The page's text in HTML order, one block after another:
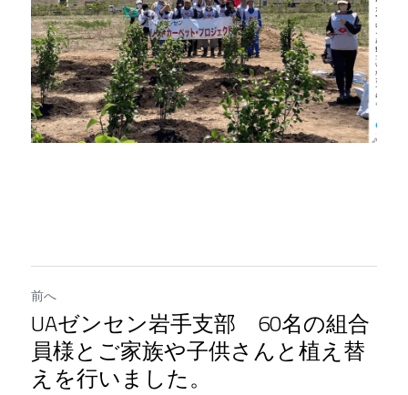
前へ
UAゼンセン岩手支部 60名の組合
員様とご家族や子供さんと植え替
えを行いました。